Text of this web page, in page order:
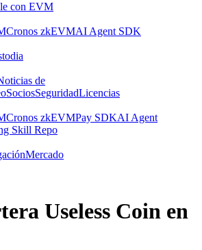
con EVM
Cronos zkEVMAI Agent SDK
de
SociosSeguridadLicencias
Cronos zkEVMPay SDKAI Agent
Skill Repo
Mercado
Useless Coin en